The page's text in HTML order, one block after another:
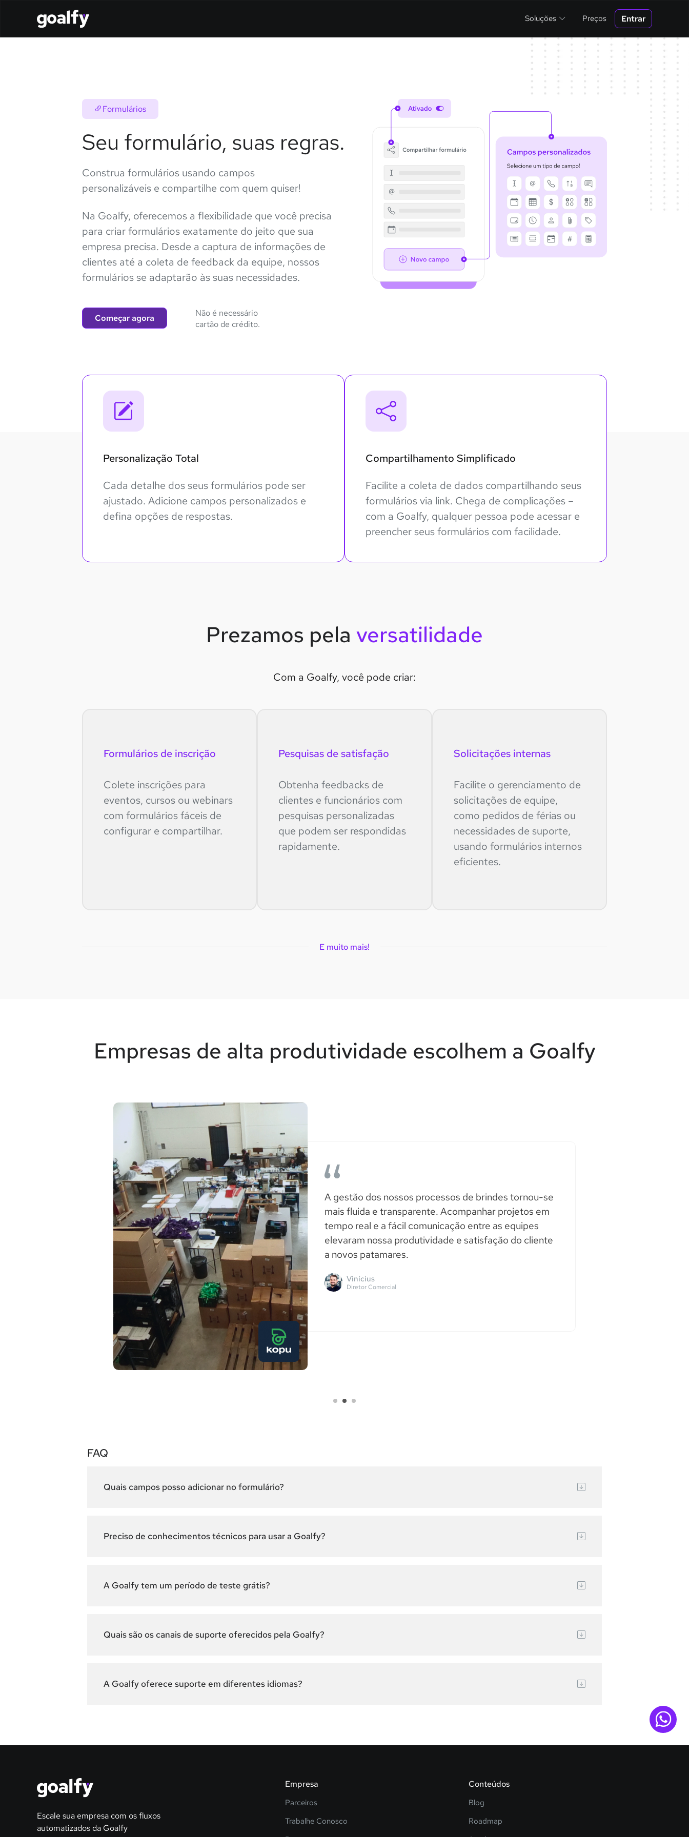
Soluções Preços Entrar
Formulários
Seu formulário, suas regras.
Construa formulários usando campos
personalizáveis e compartilhe com quem quiser!
Na Goalfy, oferecemos a flexibilidade que você precisa
para criar formulários exatamente do jeito que sua
empresa precisa. Desde a captura de informações de
clientes até a coleta de feedback da equipe, nossos
formulários se adaptarão às suas necessidades.
Começar agora
Não é necessário
cartão de crédito.
Personalização Total
Cada detalhe dos seus formulários pode ser
ajustado. Adicione campos personalizados e
defina opções de respostas.
Compartilhamento Simplificado
Facilite a coleta de dados compartilhando seus
formulários via link. Chega de complicações –
com a Goalfy, qualquer pessoa pode acessar e
preencher seus formulários com facilidade.
Prezamos pela versatilidade
Com a Goalfy, você pode criar:
Formulários de inscrição
Colete inscrições para
eventos, cursos ou webinars
com formulários fáceis de
configurar e compartilhar.
Pesquisas de satisfação
Obtenha feedbacks de
clientes e funcionários com
pesquisas personalizadas
que podem ser respondidas
rapidamente.
Solicitações internas
Facilite o gerenciamento de
solicitações de equipe,
como pedidos de férias ou
necessidades de suporte,
usando formulários internos
eficientes.
E muito mais!
Empresas de alta produtividade escolhem a Goalfy
A gestão dos nossos processos de brindes tornou-se
mais fluida e transparente. Acompanhar projetos em
tempo real e a fácil comunicação entre as equipes
elevaram nossa produtividade e satisfação do cliente
a novos patamares.
Vinícius
Diretor Comercial
FAQ
Quais campos posso adicionar no formulário?
Preciso de conhecimentos técnicos para usar a Goalfy?
A Goalfy tem um período de teste grátis?
Quais são os canais de suporte oferecidos pela Goalfy?
A Goalfy oferece suporte em diferentes idiomas?
Escale sua empresa com os fluxos
automatizados da Goalfy
Empresa
Parceiros
Trabalhe Conosco
Conteúdos
Blog
Roadmap